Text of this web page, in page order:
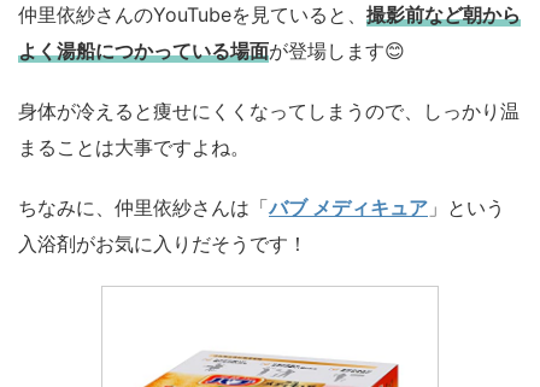
仲里依紗さんのYouTubeを見ていると、 撮影前など朝から
よく湯船につかっている場面が登場します😊
身体が冷えると痩せにくくなってしまうので、しっかり温
まることは大事ですよね。
ちなみに、仲里依紗さんは「バブ メディキュア 」という
入浴剤がお気に入りだそうです！